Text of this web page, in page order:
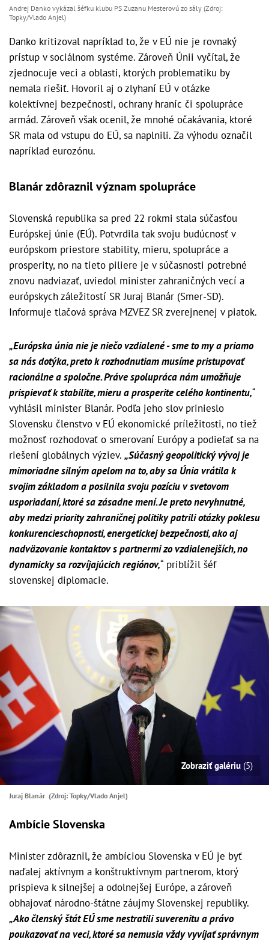
Andrej Danko vykázal šéfku klubu PS Zuzanu Mesterovú zo sály (Zdroj:
Topky/Vlado Anjel)
Danko kritizoval napríklad to, že v EÚ nie je rovnaký
prístup v sociálnom systéme. Zároveň Únii vyčítal, že
zjednocuje veci a oblasti, ktorých problematiku by
nemala riešiť. Hovoril aj o zlyhaní EÚ v otázke
kolektívnej bezpečnosti, ochrany hraníc či spolupráce
armád. Zároveň však ocenil, že mnohé očakávania, ktoré
SR mala od vstupu do EÚ, sa naplnili. Za výhodu označil
napríklad eurozónu.
Blanár zdôraznil význam spolupráce
Slovenská republika sa pred 22 rokmi stala súčasťou
Európskej únie (EÚ). Potvrdila tak svoju budúcnosť v
európskom priestore stability, mieru, spolupráce a
prosperity, no na tieto piliere je v súčasnosti potrebné
znovu nadviazať, uviedol minister zahraničných vecí a
európskych záležitostí SR Juraj Blanár (Smer-SD).
Informuje tlačová správa MZVEZ SR zverejnenej v piatok.
„Európska únia nie je niečo vzdialené - sme to my a priamo
sa nás dotýka, preto k rozhodnutiam musíme pristupovať
racionálne a spoločne. Práve spolupráca nám umožňuje
prispievať k stabilite, mieru a prosperite celého kontinentu,“
vyhlásil minister Blanár. Podľa jeho slov prinieslo
Slovensku členstvo v EÚ ekonomické príležitosti, no tiež
možnosť rozhodovať o smerovaní Európy a podieľať sa na
riešení globálnych výziev. „Súčasný geopolitický vývoj je
mimoriadne silným apelom na to, aby sa Únia vrátila k
svojim základom a posilnila svoju pozíciu v svetovom
usporiadaní, ktoré sa zásadne mení. Je preto nevyhnutné,
aby medzi priority zahraničnej politiky patrili otázky poklesu
konkurencieschopnosti, energetickej bezpečnosti, ako aj
nadväzovanie kontaktov s partnermi zo vzdialenejších, no
dynamicky sa rozvíjajúcich regiónov,“ priblížil šéf
slovenskej diplomacie.
Zobraziť galériu (5)
Juraj Blanár (Zdroj: Topky/Vlado Anjel)
Ambície Slovenska
Minister zdôraznil, že ambíciou Slovenska v EÚ je byť
naďalej aktívnym a konštruktívnym partnerom, ktorý
prispieva k silnejšej a odolnejšej Európe, a zároveň
obhajovať národno-štátne záujmy Slovenskej republiky.
„Ako členský štát EÚ sme nestratili suverenitu a právo
poukazovať na veci, ktoré sa nemusia vždy vyvíjať správnym